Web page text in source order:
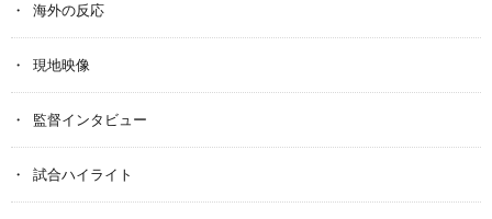
海外の反応
現地映像
監督インタビュー
試合ハイライト